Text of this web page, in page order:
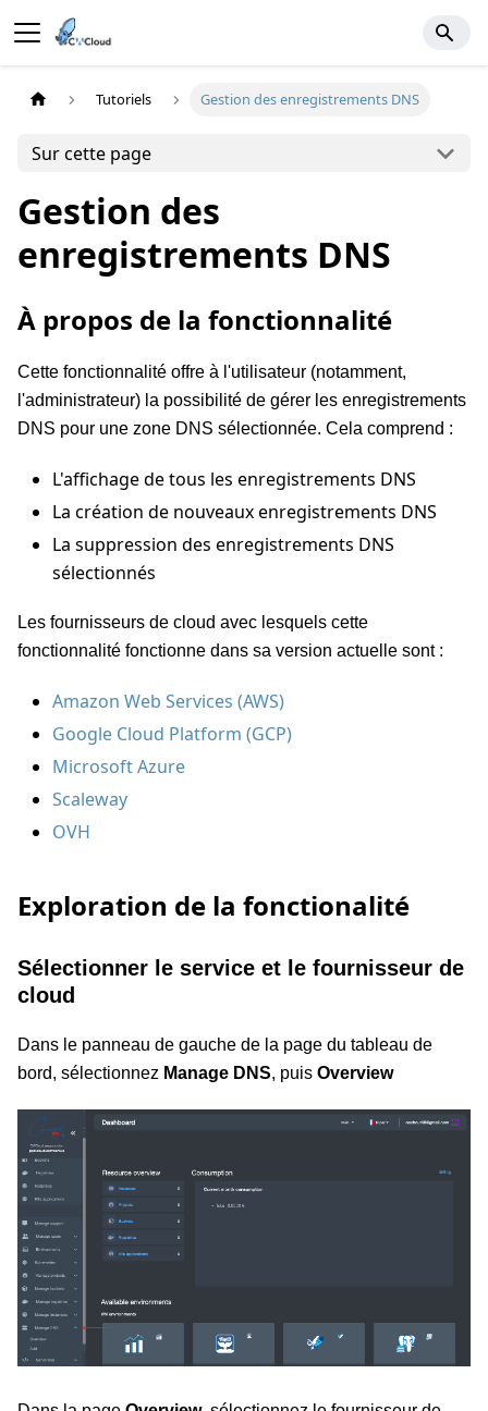
Tutoriels Gestion des enregistrements DNS
Sur cette page
Gestion des
enregistrements DNS
À propos de la fonctionnalité
Cette fonctionnalité offre à l'utilisateur (notamment,
l'administrateur) la possibilité de gérer les enregistrements
DNS pour une zone DNS sélectionnée. Cela comprend :
L'affichage de tous les enregistrements DNS
La création de nouveaux enregistrements DNS
La suppression des enregistrements DNS
sélectionnés
Les fournisseurs de cloud avec lesquels cette
fonctionnalité fonctionne dans sa version actuelle sont :
Amazon Web Services (AWS)
Google Cloud Platform (GCP)
Microsoft Azure
Scaleway
OVH
Exploration de la fonctionalité
Sélectionner le service et le fournisseur de
cloud
Dans le panneau de gauche de la page du tableau de
bord, sélectionnez Manage DNS, puis Overview